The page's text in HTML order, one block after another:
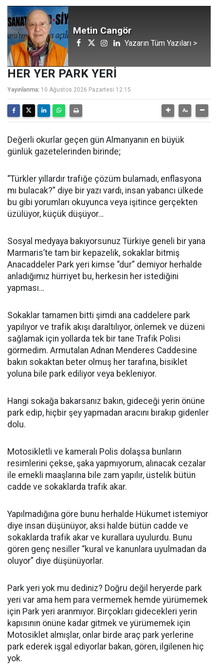
Metin Cangör
Yazarın Tüm Yazıları >
HER YER PARK YERİ
Yayınlanma: 10 Ağustos 2026 Pazartesi 12:15
Değerli okurlar geçen gün Almanyanın en büyük
günlük gazetelerinden birinde;
“Türkler yıllardır trafiğe çözüm bulamadı, enflasyona
mı bulacak?” diye bir yazı vardı, insan yabancı ülkede
bu gibi yorumları okuyunca veya işitince gerçekten
üzülüyor, küçük düşüyor…
Sosyal medyaya bakıyorsunuz Türkiye geneli bir yana
Marmaris’te tam bir kepazelik, sokaklar bitmiş
Anacaddeler Park yeri kimse “dur” demiyor herhalde
anladığımız hürriyet bu, herkesin her istediğini
yapması…
Sokaklar tamamen bitti şimdi ana caddelere park
yapılıyor ve trafik akışı daraltılıyor, önlemek ve düzeni
sağlamak için yollarda tek bir tane Trafik Polisi
görmedim. Armutalan Adnan Menderes Caddesine
bakın sokaktan beter olmuş her tarafına, bisiklet
yoluna bile park ediliyor veya bekleniyor.
Hangi sokağa bakarsanız bakın, gideceği yerin önüne
park edip, hiçbir şey yapmadan aracını bırakıp gidenler
dolu.
Motosikletli ve kameralı Polis dolaşsa bunların
resimlerini çekse, şaka yapmıyorum, alınacak cezalar
ile emekli maaşlarına bile zam yapılır, üstelik bütün
cadde ve sokaklarda trafik akar.
Yapılmadığına göre bunu herhalde Hükumet istemiyor
diye insan düşünüyor, aksi halde bütün cadde ve
sokaklarda trafik akar ve kurallara uyulurdu. Bunu
gören genç nesiller “kural ve kanunlara uyulmadan da
oluyor” diye düşünüyorlar.
Park yeri yok mu dediniz? Doğru değil heryerde park
yeri var ama hem para vermemek hemde yürümemek
için Park yeri aranmıyor. Birçokları gidecekleri yerin
kapısının önüne kadar gitmek ve yürümemek için
Motosiklet almışlar, onlar birde araç park yerlerine
park ederek işgal ediyorlar bakan, gören, ilgilenen hiç
yok.